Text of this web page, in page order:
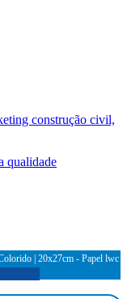
construção civil,
| 20x27cm - Papel lwc